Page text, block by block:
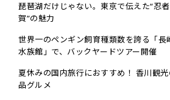
琵琶湖だけじゃない。東京で伝えた“忍
賀”の魅力
世界一のペンギン飼育種類数を誇る「長
水族館」で、バックヤードツアー開催
夏休みの国内旅行におすすめ！ 香川観
品グルメ